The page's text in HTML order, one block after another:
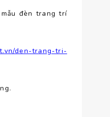
đèn trang trí
den-trang-tri-